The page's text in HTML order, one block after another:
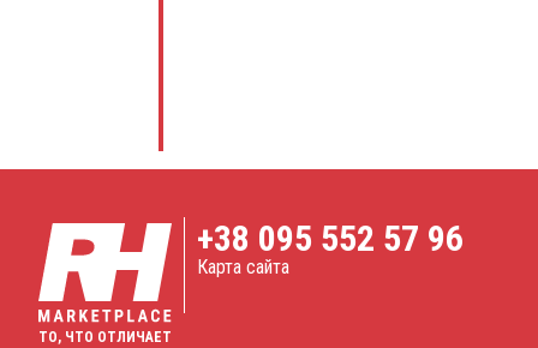
ТО, ЧТО ОТЛИЧАЕТ
+38 095 552 57 96
Карта сайта